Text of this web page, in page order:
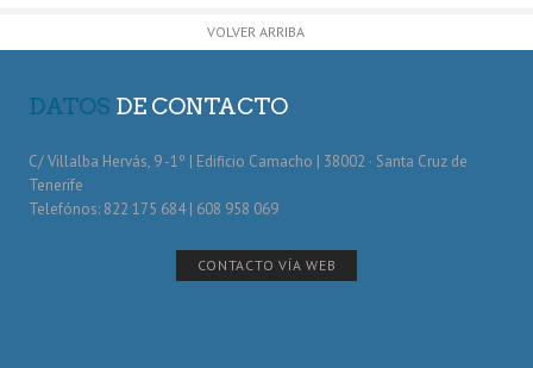
VOLVER ARRIBA
DATOS DE CONTACTO
C/ Villalba Hervás, 9 -1º | Edificio Camacho | 38002 · Santa Cruz de
Tenerife
Telefónos: 822 175 684 | 608 958 069
CONTACTO VÍA WEB